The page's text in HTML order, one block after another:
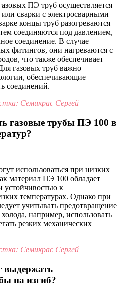
ПЭ труб осуществляется
сварки с электросварными
концы труб разогреваются
соединяются под давлением,
соединение. В случае
фитингов, они нагреваются с
что также обеспечивает
газовых труб важно
обеспечивающие
соединений.
Семикрас Сергей
газовые трубы ПЭ 100 в
использоваться при низких
материал ПЭ 100 обладает
устойчивостью к
температурах. Однако при
учитывать предотвращение
например, использовать
резких механических
Семикрас Сергей
выдержать
на изгиб?